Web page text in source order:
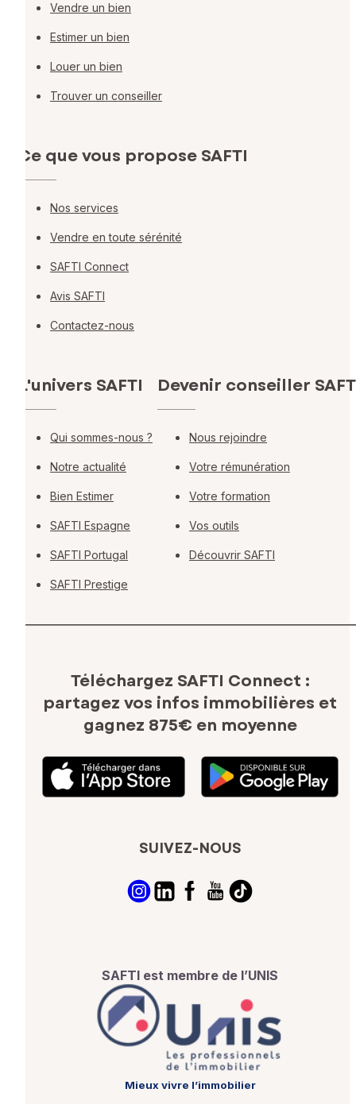
Vendre un bien
Estimer un bien
Louer un bien
Trouver un conseiller
Ce que vous propose SAFTI
Nos services
Vendre en toute sérénité
SAFTI Connect
Avis SAFTI
Contactez-nous
L'univers SAFTI
Qui sommes-nous ?
Notre actualité
Bien Estimer
SAFTI Espagne
SAFTI Portugal
SAFTI Prestige
Devenir conseiller
Nous rejoindre
Votre rémunération
Votre formation
Vos outils
Découvrir SAFTI
Téléchargez SAFTI Connect :
partagez vos infos immobilières et
gagnez 875€ en moyenne
SUIVEZ-NOUS
SAFTI est membre de l’UNIS
Mieux vivre l’immobilier